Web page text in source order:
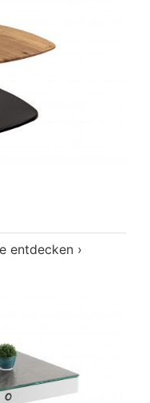
entdecken ›